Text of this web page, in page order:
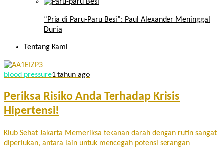
“Pria di Paru-Paru Besi”: Paul Alexander Meninggal
Dunia
Tentang Kami
blood pressure1 tahun ago
Periksa Risiko Anda Terhadap Krisis
Hipertensi!
Klub Sehat Jakarta Memeriksa tekanan darah dengan rutin sangat
diperlukan, antara lain untuk mencegah potensi serangan